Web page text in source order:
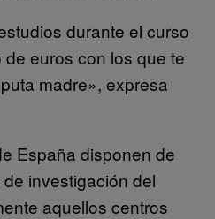
durante el curso
euros con los que te
madre», expresa
España disponen de
investigación del
aquellos centros